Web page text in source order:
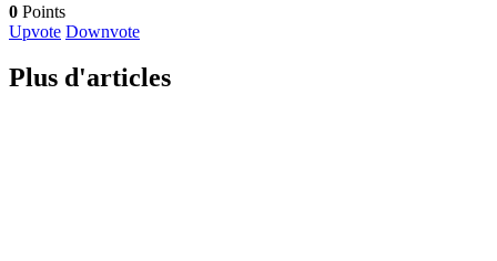
0 Points
Upvote Downvote
Plus d'articles